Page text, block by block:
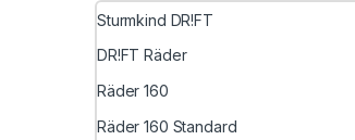
Sturmkind DR!FT
DR!FT Räder
Räder 160
Räder 160 Standard